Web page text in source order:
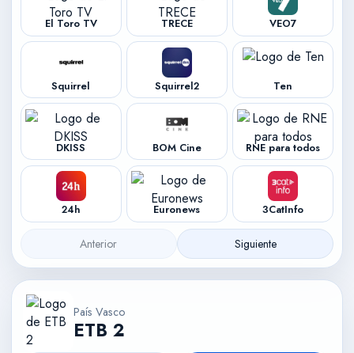
El Toro TV TRECE VEO7
Squirrel Squirrel2 Ten
DKISS BOM Cine RNE para todos
24h Euronews 3CatInfo
Anterior Siguiente
País Vasco
ETB 2